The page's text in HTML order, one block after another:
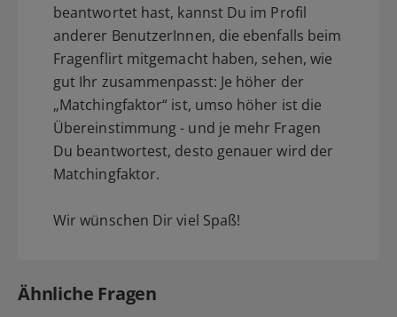
beantwortet hast, kannst Du im Profil
anderer BenutzerInnen, die ebenfalls beim
Fragenflirt mitgemacht haben, sehen, wie
gut Ihr zusammenpasst: Je höher der
„Matchingfaktor“ ist, umso höher ist die
Übereinstimmung - und je mehr Fragen
Du beantwortest, desto genauer wird der
Matchingfaktor.
Wir wünschen Dir viel Spaß!
Ähnliche Fragen